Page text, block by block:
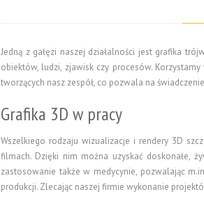
Jedną z gałęzi naszej działalności jest grafika
obiektów, ludzi, zjawisk czy procesów.
tworzących nasz zespół, co pozwala na
Grafika 3D w pracy
Wszelkiego rodzaju wizualizacje i rendery 3D
filmach. Dzięki nim można uzyskać doskonałe,
zastosowanie także w medycynie, pozwalając
produkcji. Zlecając naszej firmie wykonanie